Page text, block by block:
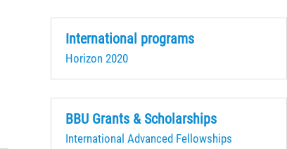
International programs
Horizon 2020
BBU Grants & Scholarships
International Advanced Fellowships